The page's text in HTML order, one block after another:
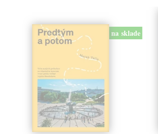
na sklade